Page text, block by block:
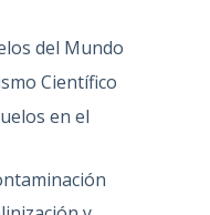
del Mundo
Científico
en el